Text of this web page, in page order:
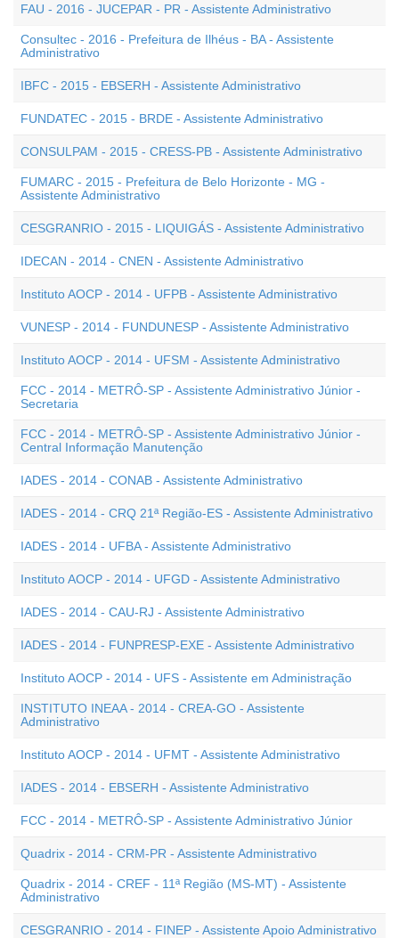
FAU - 2016 - JUCEPAR - PR - Assistente Administrativo
Consultec - 2016 - Prefeitura de Ilhéus - BA - Assistente
Administrativo
IBFC - 2015 - EBSERH - Assistente Administrativo
FUNDATEC - 2015 - BRDE - Assistente Administrativo
CONSULPAM - 2015 - CRESS-PB - Assistente Administrativo
FUMARC - 2015 - Prefeitura de Belo Horizonte - MG -
Assistente Administrativo
CESGRANRIO - 2015 - LIQUIGÁS - Assistente Administrativo
IDECAN - 2014 - CNEN - Assistente Administrativo
Instituto AOCP - 2014 - UFPB - Assistente Administrativo
VUNESP - 2014 - FUNDUNESP - Assistente Administrativo
Instituto AOCP - 2014 - UFSM - Assistente Administrativo
FCC - 2014 - METRÔ-SP - Assistente Administrativo Júnior -
Secretaria
FCC - 2014 - METRÔ-SP - Assistente Administrativo Júnior -
Central Informação Manutenção
IADES - 2014 - CONAB - Assistente Administrativo
IADES - 2014 - CRQ 21ª Região-ES - Assistente Administrativo
IADES - 2014 - UFBA - Assistente Administrativo
Instituto AOCP - 2014 - UFGD - Assistente Administrativo
IADES - 2014 - CAU-RJ - Assistente Administrativo
IADES - 2014 - FUNPRESP-EXE - Assistente Administrativo
Instituto AOCP - 2014 - UFS - Assistente em Administração
INSTITUTO INEAA - 2014 - CREA-GO - Assistente
Administrativo
Instituto AOCP - 2014 - UFMT - Assistente Administrativo
IADES - 2014 - EBSERH - Assistente Administrativo
FCC - 2014 - METRÔ-SP - Assistente Administrativo Júnior
Quadrix - 2014 - CRM-PR - Assistente Administrativo
Quadrix - 2014 - CREF - 11ª Região (MS-MT) - Assistente
Administrativo
CESGRANRIO - 2014 - FINEP - Assistente Apoio Administrativo